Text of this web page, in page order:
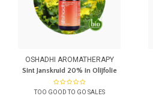
OSHADHI AROMATHERAPY
Sint Janskruid 20% in Olijfolie
SALES 07/26
TOO GOOD TO GO SALES